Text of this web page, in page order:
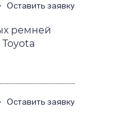
Оставить заявку
ремней
Оставить заявку